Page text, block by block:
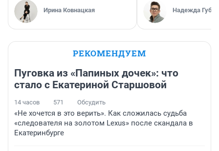
Ирина Ковнацкая Надежда
РЕКОМЕНДУЕМ
Пуговка из «Папиных дочек»: что
стало с Екатериной Старшовой
14 часов 571 Обсудить
«Не хочется в это верить». Как сложилась судьба
«следователя на золотом Lexus» после скандала в
Екатеринбурге